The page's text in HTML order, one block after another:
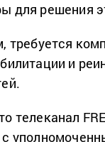
для решения
требуется
и
телеканал
с